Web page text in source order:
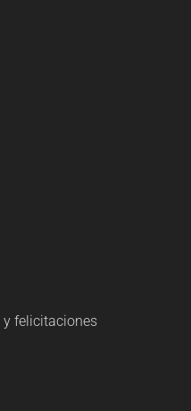
y felicitaciones